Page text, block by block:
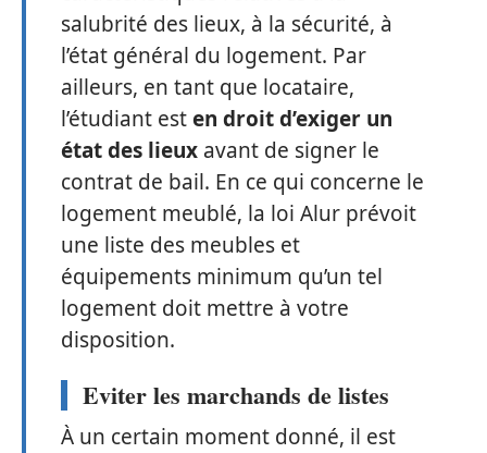
salubrité des lieux, à la sécurité, à
l’état général du logement. Par
ailleurs, en tant que locataire,
l’étudiant esten droit d’exiger un
état des lieux avant de signer le
contrat de bail. En ce qui concerne le
logement meublé, la loi Alur prévoit
une liste des meubles et
équipements minimum qu’un tel
logement doit mettre à votre
disposition.
Eviter les marchands de listes
À un certain moment donné, il est